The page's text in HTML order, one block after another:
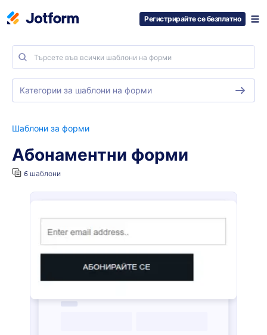
Регистрирайте се безплатно
Шаблони за форми
Абонаментни форми
6 шаблони
Категории за шаблони на форми